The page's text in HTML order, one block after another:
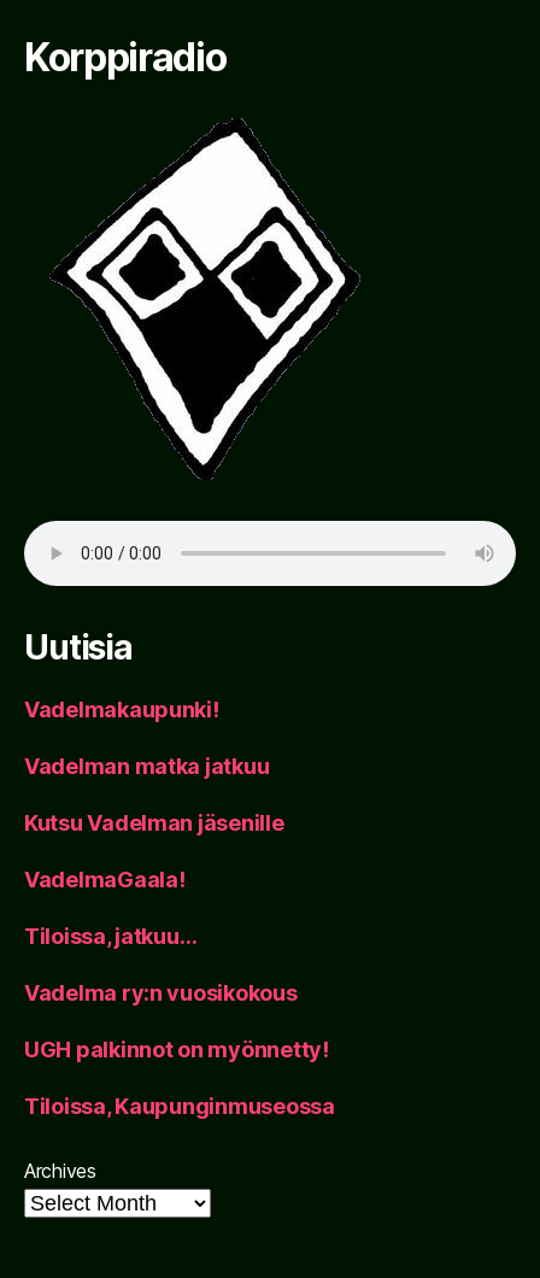
Korppiradio
Uutisia
Vadelmakaupunki!
Vadelman matka jatkuu
Kutsu Vadelman jäsenille
VadelmaGaala!
Tiloissa, jatkuu…
Vadelma ry:n vuosikokous
UGH palkinnot on myönnetty!
Tiloissa, Kaupunginmuseossa
Archives